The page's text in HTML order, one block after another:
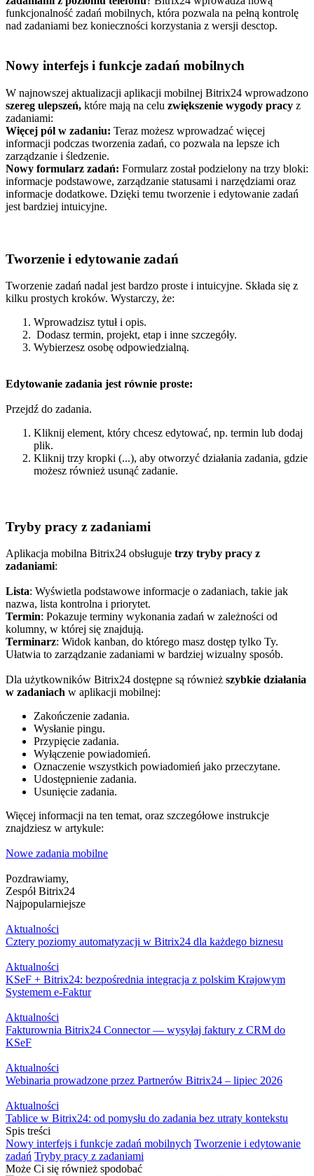
funkcjonalność zadań mobilnych, która pozwala na pełną kontrolę
nad zadaniami bez konieczności korzystania z wersji desctop.
Nowy interfejs i funkcje zadań mobilnych
W najnowszej aktualizacji aplikacji mobilnej Bitrix24 wprowadzono
szereg ulepszeń, które mają na celu zwiększenie wygody pracy z
zadaniami:
Więcej pól w zadaniu: Teraz możesz wprowadzać więcej
informacji podczas tworzenia zadań, co pozwala na lepsze ich
zarządzanie i śledzenie.
Nowy formularz zadań: Formularz został podzielony na trzy bloki:
informacje podstawowe, zarządzanie statusami i narzędziami oraz
informacje dodatkowe. Dzięki temu tworzenie i edytowanie zadań
jest bardziej intuicyjne​.
Tworzenie i edytowanie zadań
Tworzenie zadań nadal jest bardzo proste i intuicyjne. Składa się z
kilku prostych kroków. Wystarczy, że:
Wprowadzisz tytuł i opis.
Dodasz termin, projekt, etap i inne szczegóły.
Wybierzesz osobę odpowiedzialną.
Edytowanie zadania jest równie proste:
Przejdź do zadania.
Kliknij element, który chcesz edytować, np. termin lub dodaj
plik.
Kliknij trzy kropki (...), aby otworzyć działania zadania, gdzie
możesz również usunąć zadanie​.
Tryby pracy z zadaniami
Aplikacja mobilna Bitrix24 obsługuje trzy tryby pracy z
zadaniami:
Lista: Wyświetla podstawowe informacje o zadaniach, takie jak
nazwa, lista kontrolna i priorytet.
Termin: Pokazuje terminy wykonania zadań w zależności od
kolumny, w której się znajdują.
Terminarz: Widok kanban, do którego masz dostęp tylko Ty.
Ułatwia to zarządzanie zadaniami w bardziej wizualny sposób​.
Dla użytkowników Bitrix24 dostępne są również szybkie działania
w zadaniach w aplikacji mobilnej:
Zakończenie zadania.
Wysłanie pingu.
Przypięcie zadania.
Wyłączenie powiadomień.
Oznaczenie wszystkich powiadomień jako przeczytane.
Udostępnienie zadania.
Usunięcie zadania​​.
Więcej informacji na ten temat, oraz szczegółowe instrukcje
znajdziesz w artykule:
Nowe zadania mobilne
Pozdrawiamy,
Zespół Bitrix24
Najpopularniejsze
Aktualności
Cztery poziomy automatyzacji w Bitrix24 dla każdego biznesu
Aktualności
KSeF + Bitrix24: bezpośrednia integracja z polskim Krajowym
Systemem e-Faktur
Aktualności
Fakturownia Bitrix24 Connector — wysyłaj faktury z CRM do
KSeF
Aktualności
Webinaria prowadzone przez Partnerów Bitrix24 – lipiec 2026
Aktualności
Tablice w Bitrix24: od pomysłu do zadania bez utraty kontekstu
Spis treści
Nowy interfejs i funkcje zadań mobilnych Tworzenie i edytowanie
zadań Tryby pracy z zadaniami
Może Ci się również spodobać